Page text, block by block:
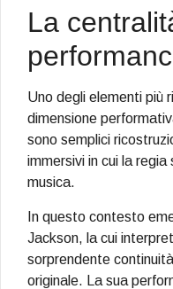
La
Uno degli elementi più
dimensione
sono semplici
immersivi in cui la
musica.
In questo contesto
Jackson, la cui
sorprendente
originale. La sua